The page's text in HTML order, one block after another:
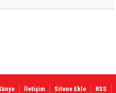
İletişim Sitene Ekle RSS